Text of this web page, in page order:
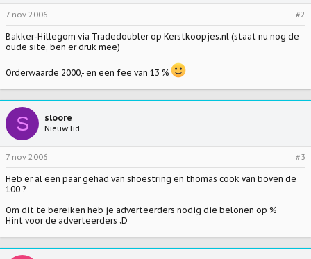
7 nov 2006 #2
Bakker-Hillegom via Tradedoubler op Kerstkoopjes.nl (staat nu nog de
oude site, ben er druk mee)
Orderwaarde 2000,- en een fee van 13 %
S sloore
Nieuw lid
7 nov 2006 #3
Heb er al een paar gehad van shoestring en thomas cook van boven de
100 ?
Om dit te bereiken heb je adverteerders nodig die belonen op %
Hint voor de adverteerders ;D